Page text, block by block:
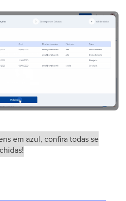
em azul, confira todas se